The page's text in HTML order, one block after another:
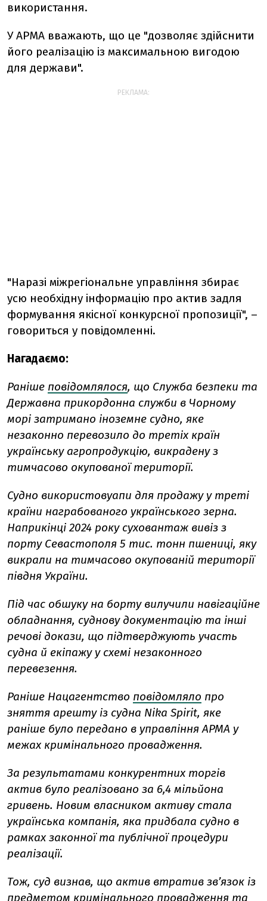
використання.
У АРМА вважають, що це "дозволяє здійснити
його реалізацію із максимальною вигодою
для держави".
РЕКЛАМА:
"Наразі міжрегіональне управління збирає
усю необхідну інформацію про актив задля
формування якісної конкурсної пропозиції", –
говориться у повідомленні.
Нагадаємо:
Раніше повідомлялося, що Служба безпеки та
Державна прикордонна служби в Чорному
морі затримано іноземне судно, яке
незаконно перевозило до третіх країн
українську агропродукцію, викрадену з
тимчасово окупованої території.
Судно використовуапи для продажу у треті
країни награбованого українського зерна.
Наприкінці 2024 року суховантаж вивіз з
порту Севастополя 5 тис. тонн пшениці, яку
викрали на тимчасово окупованій території
півдня України.
Під час обшуку на борту вилучили навігаційне
обладнання, суднову документацію та інші
речові докази, що підтверджують участь
судна й екіпажу у схемі незаконного
перевезення.
Раніше Нацагентство повідомляло про
зняття арешту із судна Nika Spirit, яке
раніше було передано в управління АРМА у
межах кримінального провадження.
За результатами конкурентних торгів
актив було реалізовано за 6,4 мільйона
гривень. Новим власником активу стала
українська компанія, яка придбала судно в
рамках законної та публічної процедури
реалізації.
Тож, суд визнав, що актив втратив зв’язок із
предметом кримінального провадження та